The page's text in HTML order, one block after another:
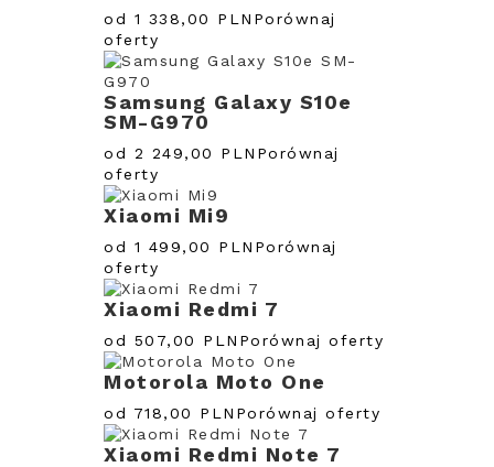
od 1 338,00 PLN Porównaj
oferty
Samsung Galaxy S10e
SM-G970
od 2 249,00 PLN Porównaj
oferty
Xiaomi Mi9
od 1 499,00 PLN Porównaj
oferty
Xiaomi Redmi 7
od 507,00 PLN Porównaj oferty
Motorola Moto One
od 718,00 PLN Porównaj oferty
Xiaomi Redmi Note 7